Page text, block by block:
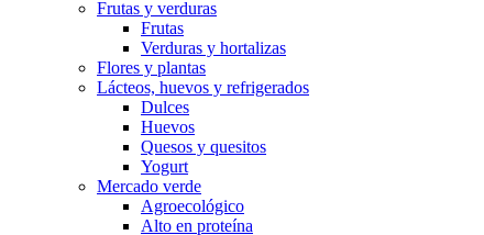
Frutas y verduras
Frutas
Verduras y hortalizas
Flores y plantas
Lácteos, huevos y refrigerados
Dulces
Huevos
Quesos y quesitos
Yogurt
Mercado verde
Agroecológico
Alto en proteína